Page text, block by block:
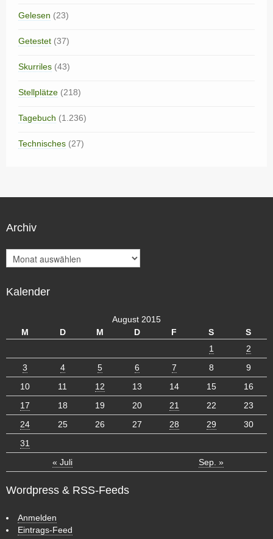
Gelesen (23)
Getestet (37)
Skurriles (43)
Stellplätze (218)
Tagebuch (1.236)
Technisches (27)
Archiv
r
h
Kalender
August 2015
M
D M D F S S
« Juli Sep. »
1
2
3
4 5 6 7 8
9
10
11 12 13 14 15
16
17
18 19 20 21 22
23
24
25 26 27 28 29
30
31
Wordpress & RSS-Feeds
Anmelden
Eintrags-Feed